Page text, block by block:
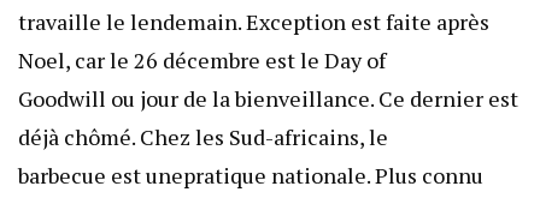
travaille le lendemain. Exception est faite après
Noel, car le 26 décembre est le Day of
Goodwill ou jour de la bienveillance. Ce dernier est
déjà chômé. Chez les Sud-africains, le
barbecue est unepratique nationale. Plus connu